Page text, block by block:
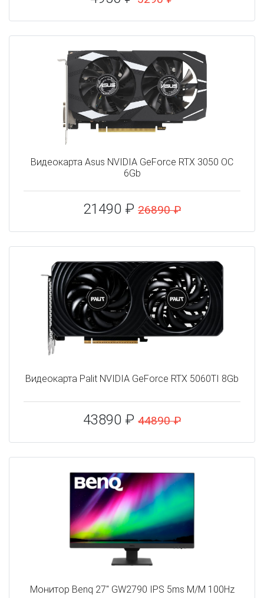
Видеокарта Asus NVIDIA GeForce RTX 3050 OC
6Gb
21490 ₽ 26890 ₽
Видеокарта Palit NVIDIA GeForce RTX 5060TI 8Gb
43890 ₽ 44890 ₽
Монитор Benq 27" GW2790 IPS 5ms M/M 100Hz